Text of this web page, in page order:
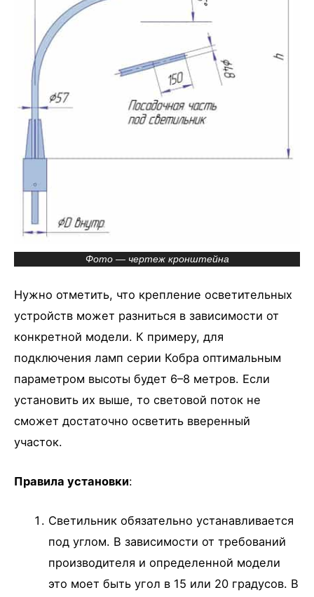
Фото — чертеж кронштейна
Нужно отметить, что крепление осветительных
устройств может разниться в зависимости от
конкретной модели. К примеру, для
подключения ламп серии Кобра оптимальным
параметром высоты будет 6–8 метров. Если
установить их выше, то световой поток не
сможет достаточно осветить вверенный
участок.
Правила установки:
Светильник обязательно устанавливается
под углом. В зависимости от требований
производителя и определенной модели
это моет быть угол в 15 или 20 градусов. В